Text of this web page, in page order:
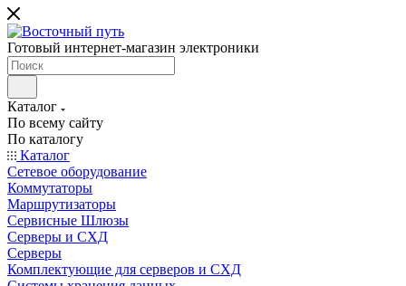
Готовый интернет-магазин электроники
Каталог
По всему сайту
По каталогу
Каталог
Сетевое оборудование
Коммутаторы
Маршрутизаторы
Сервисные Шлюзы
Серверы и СХД
Серверы
Комплектующие для серверов и СХД